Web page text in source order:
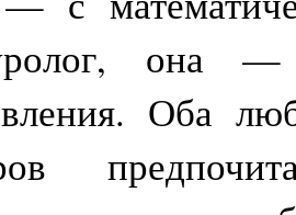
она —
Оба